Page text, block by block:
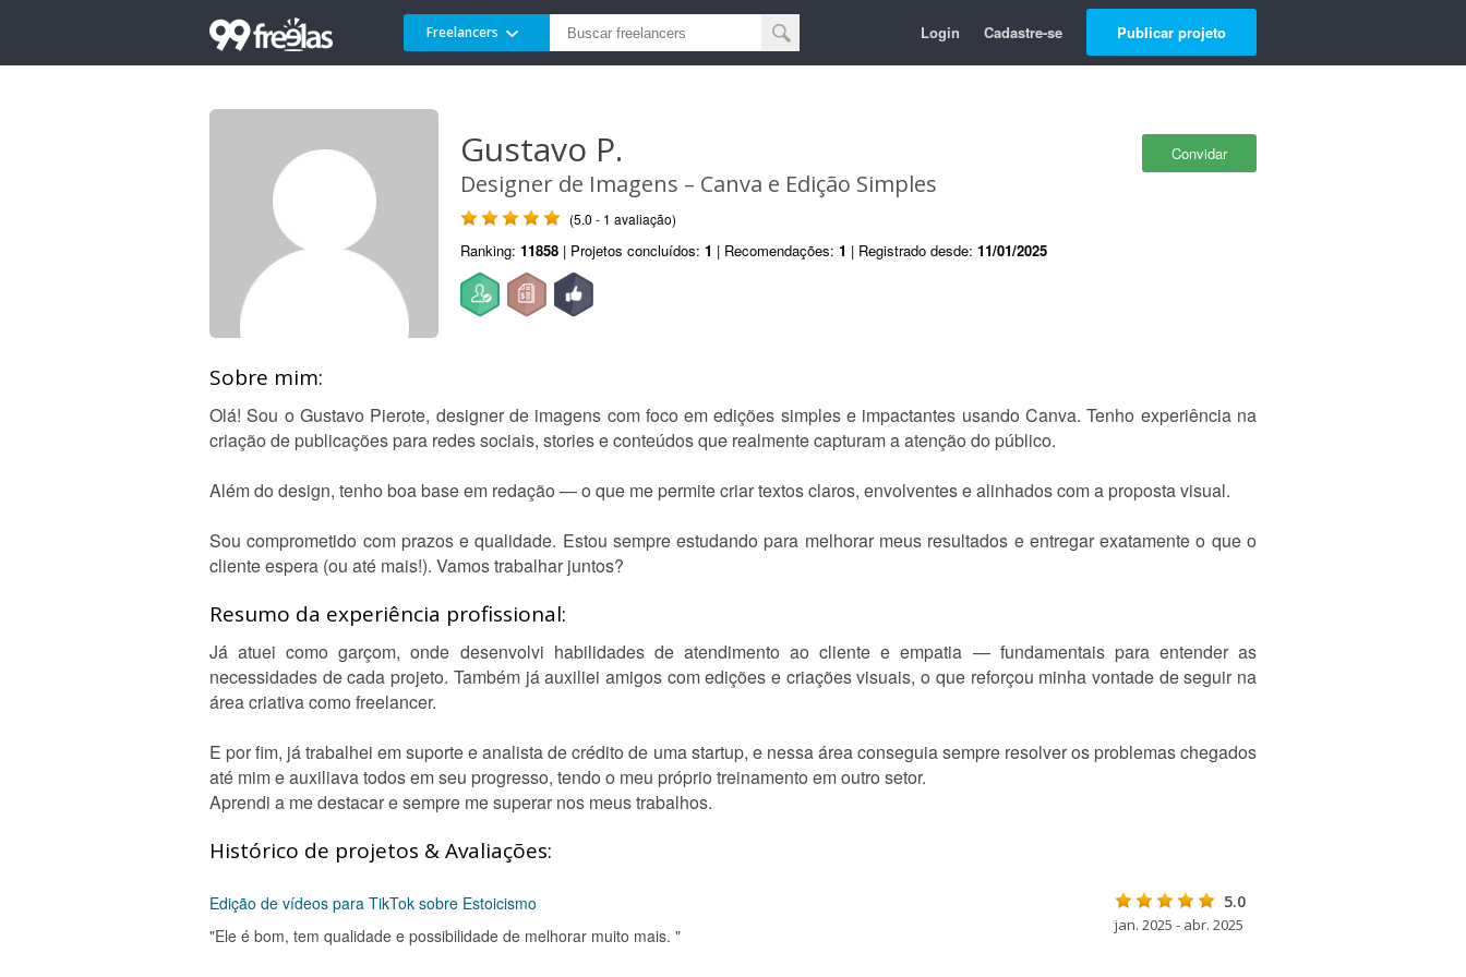
Freelancers Login Cadastre-se Publicar projeto
Convidar
Gustavo P.
Designer de Imagens – Canva e Edição Simples
(5.0 - 1 avaliação)
Ranking: 11858 | Projetos concluídos: 1 | Recomendações: 1 | Registrado desde: 11/01/2025
Sobre mim:
Olá! Sou o Gustavo Pierote, designer de imagens com foco em edições simples e impactantes usando Canva. Tenho experiência na
criação de publicações para redes sociais, stories e conteúdos que realmente capturam a atenção do público.
Além do design, tenho boa base em redação — o que me permite criar textos claros, envolventes e alinhados com a proposta visual.
Sou comprometido com prazos e qualidade. Estou sempre estudando para melhorar meus resultados e entregar exatamente o que o
cliente espera (ou até mais!). Vamos trabalhar juntos?
Resumo da experiência profissional:
Já atuei como garçom, onde desenvolvi habilidades de atendimento ao cliente e empatia — fundamentais para entender as
necessidades de cada projeto. Também já auxiliei amigos com edições e criações visuais, o que reforçou minha vontade de seguir na
área criativa como freelancer.
E por fim, já trabalhei em suporte e analista de crédito de uma startup, e nessa área conseguia sempre resolver os problemas chegados
até mim e auxiliava todos em seu progresso, tendo o meu próprio treinamento em outro setor.
Aprendi a me destacar e sempre me superar nos meus trabalhos.
Histórico de projetos & Avaliações:
Edição de vídeos para TikTok sobre Estoicismo
"Ele é bom, tem qualidade e possibilidade de melhorar muito mais. "
5.0
jan. 2025 - abr. 2025